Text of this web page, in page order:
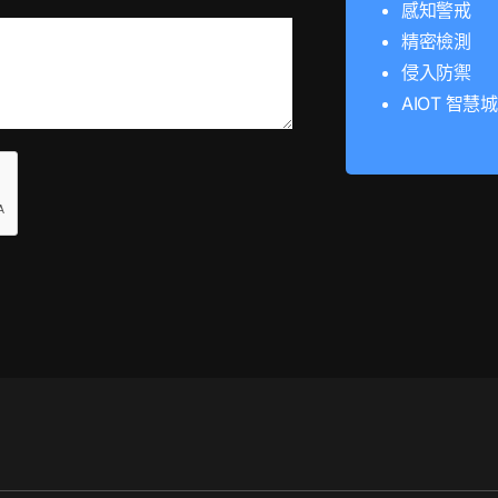
感知警戒
精密檢測
侵入防禦
AIOT 智慧